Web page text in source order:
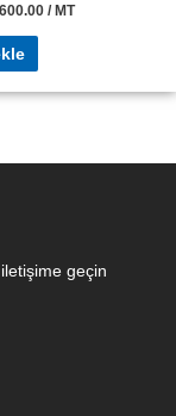
600.00 / MT
geçin